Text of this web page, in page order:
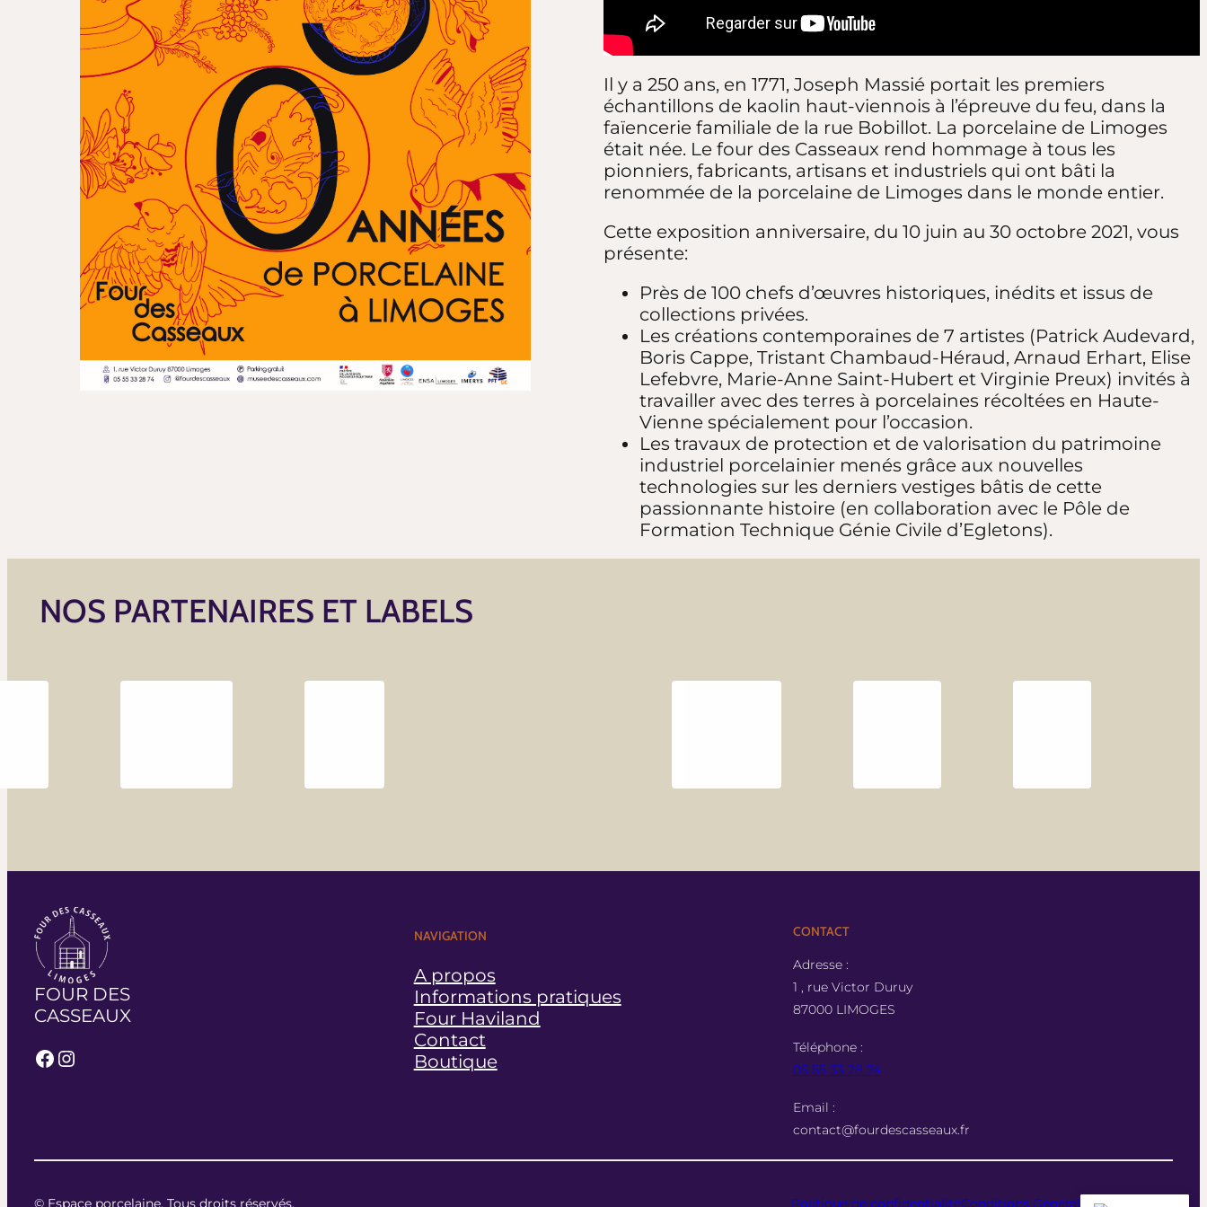
Il y a 250 ans, en 1771, Joseph Massié portait les premiers
échantillons de kaolin haut-viennois à l’épreuve du feu, dans la
faïencerie familiale de la rue Bobillot. La porcelaine de Limoges
était née. Le four des Casseaux rend hommage à tous les
pionniers, fabricants, artisans et industriels qui ont bâti la
renommée de la porcelaine de Limoges dans le monde entier.
Cette exposition anniversaire, du 10 juin au 30 octobre 2021, vous
présente:
Près de 100 chefs d’œuvres historiques, inédits et issus de
collections privées.
Les créations contemporaines de 7 artistes (Patrick Audevard,
Boris Cappe, Tristant Chambaud-Héraud, Arnaud Erhart, Elise
Lefebvre, Marie-Anne Saint-Hubert et Virginie Preux) invités à
travailler avec des terres à porcelaines récoltées en Haute-
Vienne spécialement pour l’occasion.
Les travaux de protection et de valorisation du patrimoine
industriel porcelainier menés grâce aux nouvelles
technologies sur les derniers vestiges bâtis de cette
passionnante histoire (en collaboration avec le Pôle de
Formation Technique Génie Civile d’Egletons).
NOS PARTENAIRES ET LABELS
FOUR DES
CASSEAUX
Facebook
Instagram
NAVIGATION
A propos
Informations pratiques
Four Haviland
Contact
Boutique
CONTACT
Adresse :
1 , rue Victor Duruy
87000 LIMOGES
Téléphone :
05 55 33 28 74
Email :
contact@fourdescasseaux.fr
© Espace porcelaine. Tous droits réservés. Politique de confidentialitéConditions Générales d’Utilisation